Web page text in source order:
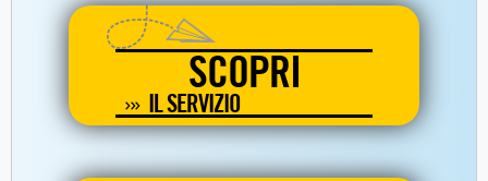
SCOPRI
IL SERVIZIO